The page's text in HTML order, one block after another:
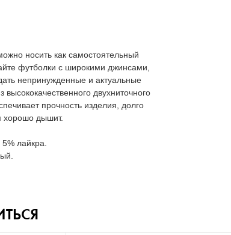
носить как самостоятельный
футболки с широкими джинсами,
непринужденные и актуальные
двухниточного
прочность изделия, долго
хорошо дышит.
лайкра.